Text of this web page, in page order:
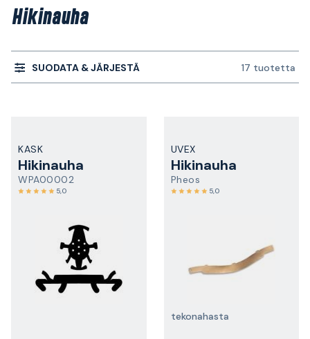
Hikinauha
SUODATA & JÄRJESTÄ 17 tuotetta
KASK
Hikinauha
WPA00002
5,0
UVEX
Hikinauha
Pheos
5,0
tekonahasta